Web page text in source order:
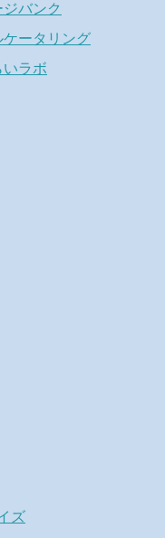
バンク
ータリング
ラボ
ズ